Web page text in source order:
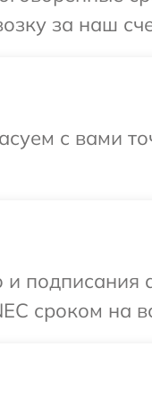
за наш
с вами
и
сроком на